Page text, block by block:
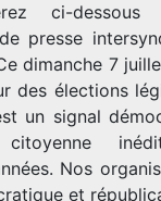
ci-
presse
dimanche 7
des élections
un signal
citoyenne
Nos
et